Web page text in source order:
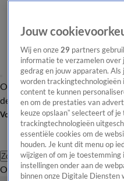
OverzichtAfleveringen
de redactieNieuwsbrief
Volg Shownieuws
Zoeken
OverzichtEntertainment
Jouw
Wij en onze 29 partners
informatie te verzamelen over
gedrag en jouw apparaten. Als
worden trackingtechnologieën
content te kunnen
en om de prestaties van
keuze opslaan” selecteert of
trackingtechnologieën
essentiële cookies om de
houden. Je kunt dit menu op
wijzigen of om je
instellingen onder aan de
binnen onze Digitale Diensten